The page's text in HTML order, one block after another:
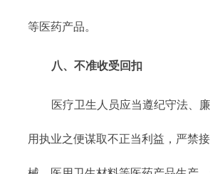
等医药产品。
八、不准收受回扣
医疗卫生人员应当遵纪守法、
用执业之便谋取不正当利益，严禁